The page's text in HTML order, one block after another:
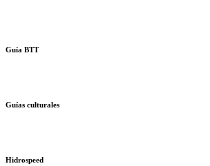
Guía BTT
Guías culturales
Hidrospeed